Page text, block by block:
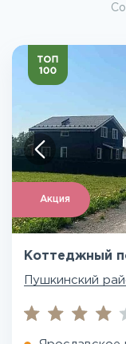
Акция
Коттеджный
Пушкинский